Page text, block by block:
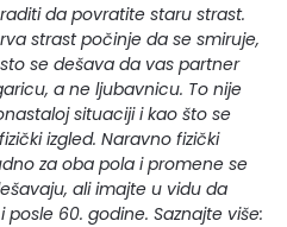
da povratite staru strast.
strast počinje da se smiruje,
se dešava da vas partner
a ne ljubavnicu. To nije
situaciji i kao što se
izgled. Naravno fizički
za oba pola i promene se
ali imajte u vidu da
60. godine. Saznajte više: